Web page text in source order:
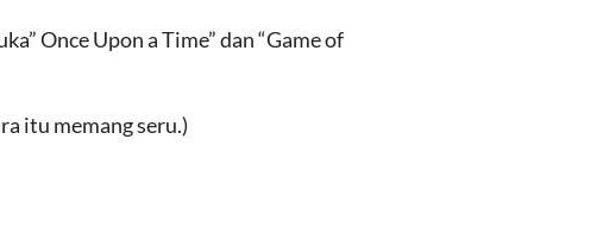
Once Upon a Time” dan “Game of
itu memang seru.)